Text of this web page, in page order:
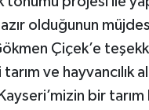
olduğunun
Çiçek’e
ve hayvancılık
bir